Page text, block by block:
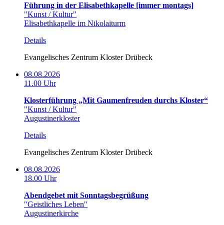
Führung in der Elisabethkapelle [immer montags]
"Kunst / Kultur"
Elisabethkapelle im Nikolaiturm
Details
Evangelisches Zentrum Kloster Drübeck
08.08.2026
11.00 Uhr
Klosterführung „Mit Gaumenfreuden durchs Kloster“
"Kunst / Kultur"
Augustinerkloster
Details
Evangelisches Zentrum Kloster Drübeck
08.08.2026
18.00 Uhr
Abendgebet mit Sonntagsbegrüßung
"Geistliches Leben"
Augustinerkirche